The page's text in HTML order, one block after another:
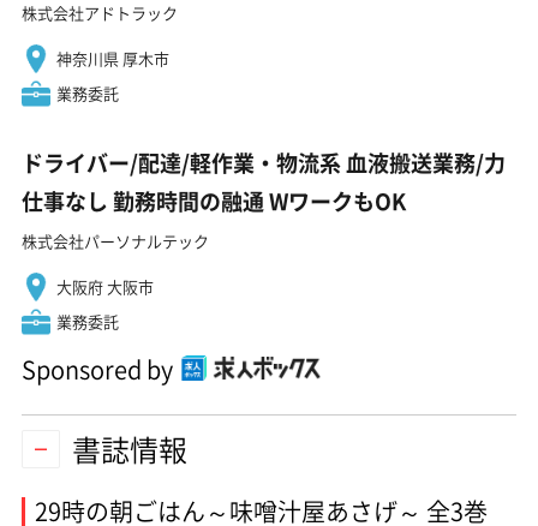
株式会社アドトラック
神奈川県 厚木市
業務委託
ドライバー/配達/軽作業・物流系 血液搬送業務/力
仕事なし 勤務時間の融通 WワークもOK
株式会社パーソナルテック
大阪府 大阪市
業務委託
Sponsored by
書誌情報
29時の朝ごはん～味噌汁屋あさげ～ 全3巻